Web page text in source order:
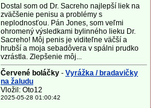
Dostal som od Dr. Sacreho najlepší liek na
zväčšenie penisu a problémy s
neplodnosťou. Pán Jones, som veľmi
ohromený výsledkami bylinného lieku Dr.
Sacreho! Môj penis je viditeľne väčší a
hrubší a moja sebadôvera v spálni prudko
vzrástla. Zlepšenie môj...
Červené boláčky - Vyrážka / bradavičky
na žaludu
Vložil: Oto12
2025-05-28 01:00:42